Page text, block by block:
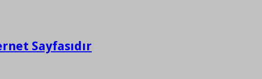
Sayfasıdır